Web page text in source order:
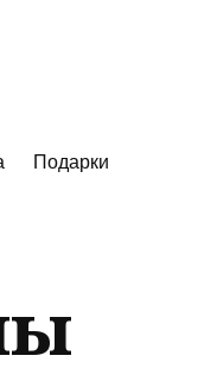
Подарки